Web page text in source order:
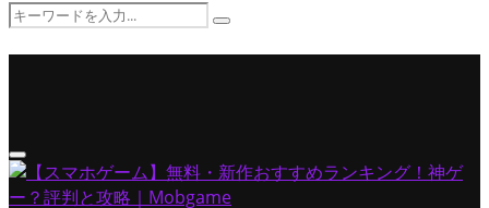
Search
Search
Primary
Menu